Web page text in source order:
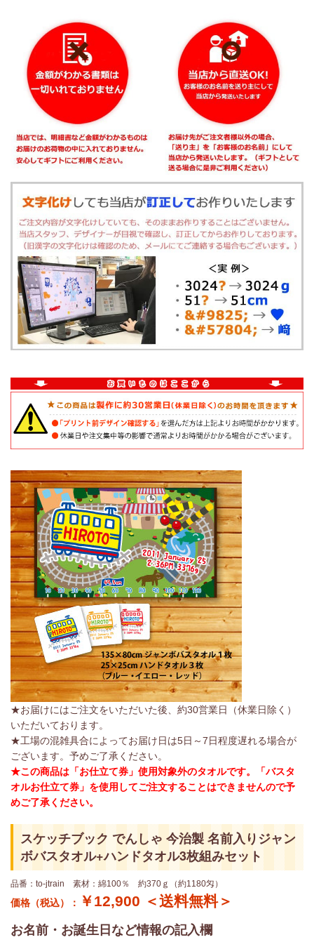
★お届けにはご注文をいただいた後、約30営業日（休業日除く）
いただいております。
★工場の混雑具合によってお届け日は5日～7日程度遅れる場合が
ございます。予めご了承ください。
★この商品は「お仕立て券」使用対象外のタオルです。「バスタ
オルお仕立て券」を使用してご注文することはできませんので予
めご了承ください。
スケッチブック でんしゃ 今治製 名前入りジャン
ボバスタオル+ハンドタオル3枚組みセット
品番：to-jtrain 素材：綿100％ 約370ｇ（約1180匁）
価格（税込）： ￥12,900 ＜送料無料＞
お名前・お誕生日など情報の記入欄